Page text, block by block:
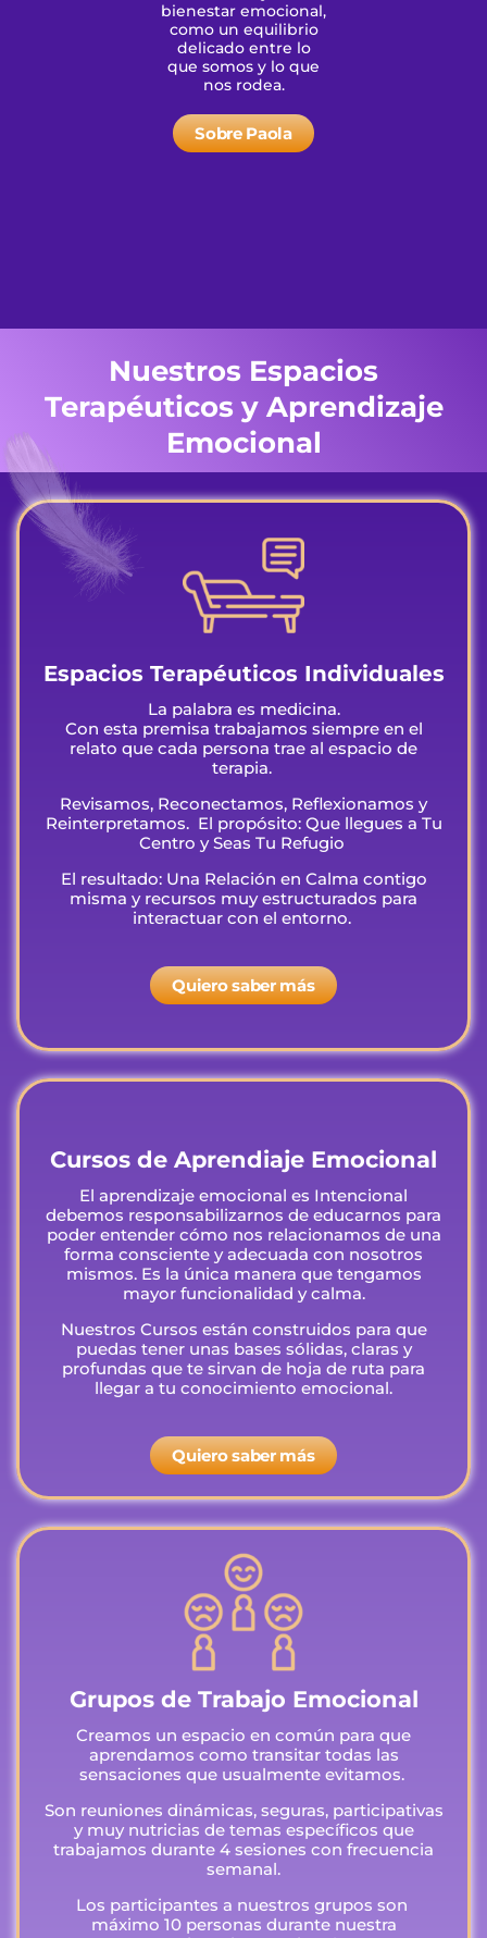
bienestar emocional,
como un equilibrio
delicado entre lo
que somos y lo que
nos rodea.
Sobre Paola
Nuestros Espacios
Terapéuticos y Aprendizaje
Emocional
Espacios Terapéuticos Individuales
La palabra es medicina.
Con esta premisa trabajamos siempre en el
relato que cada persona trae al espacio de
terapia.
Revisamos, Reconectamos, Reflexionamos y
Reinterpretamos. El propósito: Que llegues a Tu
Centro y Seas Tu Refugio
El resultado: Una Relación en Calma contigo
misma y recursos muy estructurados para
interactuar con el entorno.
Quiero saber más
Cursos de Aprendiaje Emocional
El aprendizaje emocional es Intencional
debemos responsabilizarnos de educarnos para
poder entender cómo nos relacionamos de una
forma consciente y adecuada con nosotros
mismos. Es la única manera que tengamos
mayor funcionalidad y calma.
Nuestros Cursos están construidos para que
puedas tener unas bases sólidas, claras y
profundas que te sirvan de hoja de ruta para
llegar a tu conocimiento emocional.
Quiero saber más
Grupos de Trabajo Emocional
Creamos un espacio en común para que
aprendamos como transitar todas las
sensaciones que usualmente evitamos.
Son reuniones dinámicas, seguras, participativas
y muy nutricias de temas específicos que
trabajamos durante 4 sesiones con frecuencia
semanal.
Los participantes a nuestros grupos son
máximo 10 personas durante nuestra